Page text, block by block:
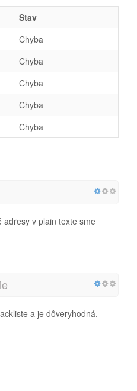
Stav
Chyba
Chyba
Chyba
Chyba
Chyba
v plain texte sme
a je dôveryhodná.